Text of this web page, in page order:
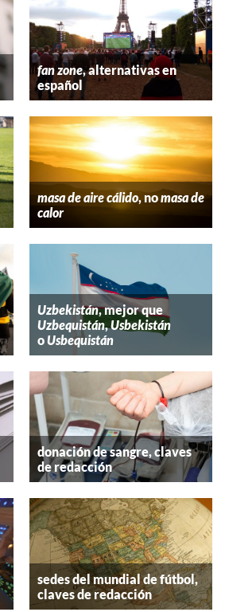
fan zone, alternativas en
español
masa de aire cálido, nomasa de
calor
Uzbekistán, mejor que
Uzbequistán,Usbekistán
oUsbequistán
donación de sangre, claves
de redacción
sedes del mundial de fútbol,
claves de redacción